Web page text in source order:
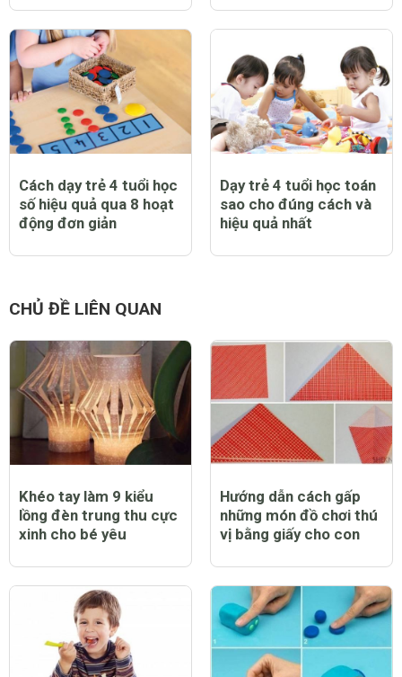
Cách dạy trẻ 4 tuổi học
số hiệu quả qua 8 hoạt
động đơn giản
Dạy trẻ 4 tuổi học toán
sao cho đúng cách và
hiệu quả nhất
CHỦ ĐỀ LIÊN QUAN
Khéo tay làm 9 kiểu
lồng đèn trung thu cực
xinh cho bé yêu
Hướng dẫn cách gấp
những món đồ chơi thú
vị bằng giấy cho con